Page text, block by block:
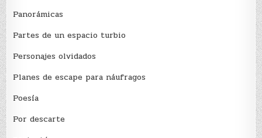
Panorámicas
Partes de un espacio turbio
Personajes olvidados
Planes de escape para náufragos
Poesía
Por descarte